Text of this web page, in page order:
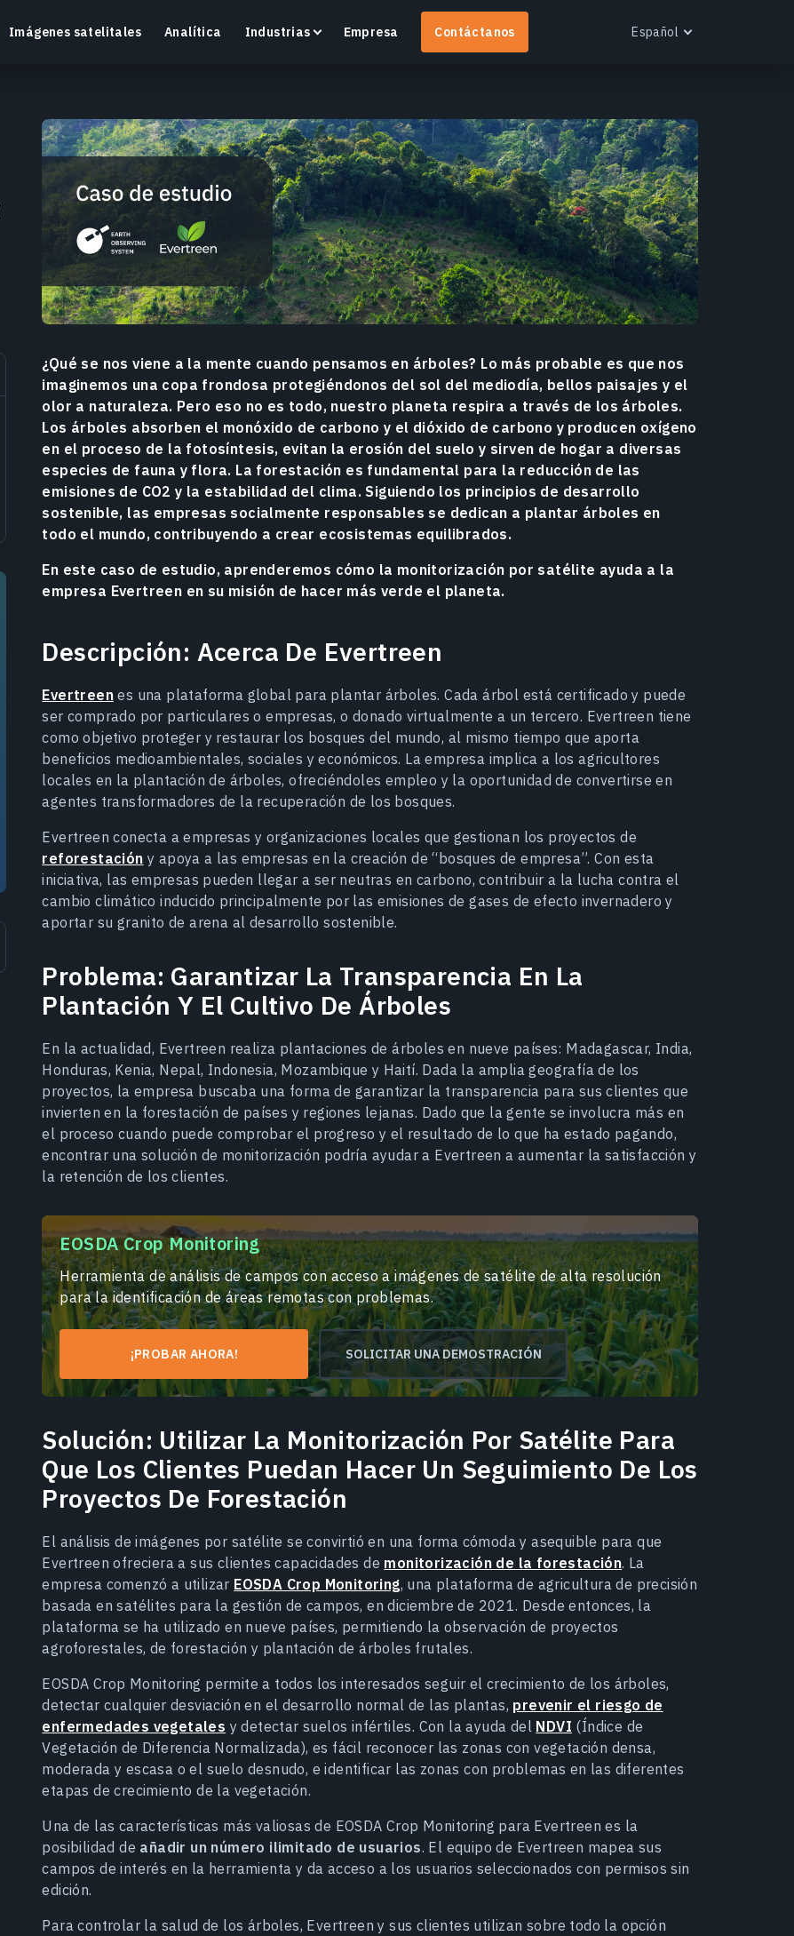
Crop Monitoring
Supervisa la salud de los cultivos y las condiciones
del campo con una plataforma inteligente de
agricultura de precisión.
Más información
EOS RayVision
Obtén informes analíticos personalizados con
visualización avanzada para cualquier industria.
Más información
Imágenes satelitales Analítica Industrias Empresa Contáctanos Español
Українська
Русский
¿Qué se nos viene a la mente cuando pensamos en árboles? Lo más probable es que nos
imaginemos una copa frondosa protegiéndonos del sol del mediodía, bellos paisajes y el
olor a naturaleza. Pero eso no es todo, nuestro planeta respira a través de los árboles.
Los árboles absorben el monóxido de carbono y el dióxido de carbono y producen oxígeno
en el proceso de la fotosíntesis, evitan la erosión del suelo y sirven de hogar a diversas
especies de fauna y flora. La forestación es fundamental para la reducción de las
emisiones de CO2 y la estabilidad del clima. Siguiendo los principios de desarrollo
sostenible, las empresas socialmente responsables se dedican a plantar árboles en
todo el mundo, contribuyendo a crear ecosistemas equilibrados.
En este caso de estudio, aprenderemos cómo la monitorización por satélite ayuda a la
empresa Evertreen en su misión de hacer más verde el planeta.
Descripción: Acerca De Evertreen
Evertreenes una plataforma global para plantar árboles. Cada árbol está certificado y puede
ser comprado por particulares o empresas, o donado virtualmente a un tercero. Evertreen tiene
como objetivo proteger y restaurar los bosques del mundo, al mismo tiempo que aporta
beneficios medioambientales, sociales y económicos. La empresa implica a los agricultores
locales en la plantación de árboles, ofreciéndoles empleo y la oportunidad de convertirse en
agentes transformadores de la recuperación de los bosques.
Evertreen conecta a empresas y organizaciones locales que gestionan los proyectos de
reforestación y apoya a las empresas en la creación de “bosques de empresa”. Con esta
iniciativa, las empresas pueden llegar a ser neutras en carbono, contribuir a la lucha contra el
cambio climático inducido principalmente por las emisiones de gases de efecto invernadero y
aportar su granito de arena al desarrollo sostenible.
Problema: Garantizar La Transparencia En La
Plantación Y El Cultivo De Árboles
En la actualidad, Evertreen realiza plantaciones de árboles en nueve países: Madagascar, India,
Honduras, Kenia, Nepal, Indonesia, Mozambique y Haití. Dada la amplia geografía de los
proyectos, la empresa buscaba una forma de garantizar la transparencia para sus clientes que
invierten en la forestación de países y regiones lejanas. Dado que la gente se involucra más en
el proceso cuando puede comprobar el progreso y el resultado de lo que ha estado pagando,
encontrar una solución de monitorización podría ayudar a Evertreen a aumentar la satisfacción y
la retención de los clientes.
EOSDA Crop Monitoring
Herramienta de análisis de campos con acceso a imágenes de satélite de alta resolución
para la identificación de áreas remotas con problemas.
¡PROBAR AHORA! SOLICITAR UNA DEMOSTRACIÓN
Solución: Utilizar La Monitorización Por Satélite Para
Que Los Clientes Puedan Hacer Un Seguimiento De Los
Proyectos De Forestación
El análisis de imágenes por satélite se convirtió en una forma cómoda y asequible para que
Evertreen ofreciera a sus clientes capacidades de monitorización de la forestación. La
empresa comenzó a utilizar EOSDA Crop Monitoring, una plataforma de agricultura de precisión
basada en satélites para la gestión de campos, en diciembre de 2021. Desde entonces, la
plataforma se ha utilizado en nueve países, permitiendo la observación de proyectos
agroforestales, de forestación y plantación de árboles frutales.
EOSDA Crop Monitoring permite a todos los interesados seguir el crecimiento de los árboles,
detectar cualquier desviación en el desarrollo normal de las plantas, prevenir el riesgo de
enfermedades vegetales y detectar suelos infértiles. Con la ayuda del NDVI (Índice de
Vegetación de Diferencia Normalizada), es fácil reconocer las zonas con vegetación densa,
moderada y escasa o el suelo desnudo, e identificar las zonas con problemas en las diferentes
etapas de crecimiento de la vegetación.
Una de las características más valiosas de EOSDA Crop Monitoring para Evertreen es la
posibilidad de añadir un número ilimitado de usuarios. El equipo de Evertreen mapea sus
campos de interés en la herramienta y da acceso a los usuarios seleccionados con permisos sin
edición.
Para controlar la salud de los árboles, Evertreen y sus clientes utilizan sobre todo la opción